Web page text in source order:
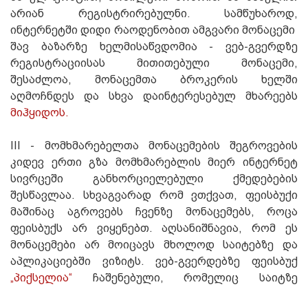
არიან რეგისტრირებულნი. სამწუხაროდ,
ინტერნეტში დიდი რაოდენობით ამგვარი მონაცემი
შავ ბაზარზე ხელმისაწვდომია - ვებ-გვერდზე
რეგისტრაციისას მითითებული მონაცემი,
შესაძლოა, მონაცემთა ბროკერის ხელში
აღმოჩნდეს და სხვა დაინტერესებულ მხარეებს
მიჰყიდოს.
III - მომხმარებელთა მონაცემების შეგროვების
კიდევ ერთი გზა მომხმარებლის მიერ ინტერნეტ
სივრცეში განხორციელებული ქმედებების
შესწავლაა. სხვაგვარად რომ ვთქვათ, ფეისბუქი
მაშინაც აგროვებს ჩვენზე მონაცემებს, როცა
ფეისბუქს არ ვიყენებთ. აღსანიშნავია, რომ ეს
მონაცემები არ მოიცავს მხოლოდ საიტებზე და
აპლიკაციებში ვიზიტს. ვებ-გვერდებზე ფეისბუქ
„პიქსელია“ ჩაშენებული, რომელიც საიტზე